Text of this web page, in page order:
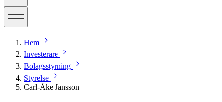
Hem
Investerare
Bolagsstyrning
Styrelse
Carl-Åke Jansson